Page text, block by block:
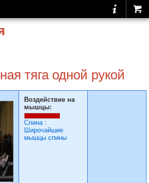
тяга одной рукой
Воздействие на
мышцы:
Спина:
Широчайшие
мышцы спины